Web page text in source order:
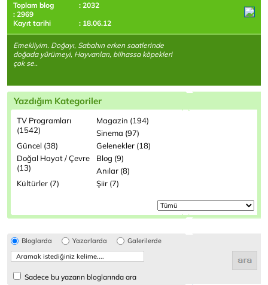
Toplam blog
: 2032
: 2969
Kayıt tarihi
: 18.06.12
Emekliyim. Doğayı, Sabahın erken saatlerinde
doğada yürümeyi, Hayvanları, bilhassa köpekleri
çok se..
Yazdığım Kategoriler
TV Programları
(1542)
Magazin (194)
Sinema (97)
Güncel (38)
Gelenekler (18)
Doğal Hayat / Çevre
(13)
Blog (9)
Anılar (8)
Kültürler (7)
Şiir (7)
Bloglarda Yazarlarda Galerilerde
Sadece bu yazarın bloglarında ara